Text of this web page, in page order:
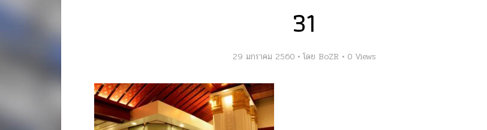
31
29 มกราคม 2560 โดย BoZR 0 Views